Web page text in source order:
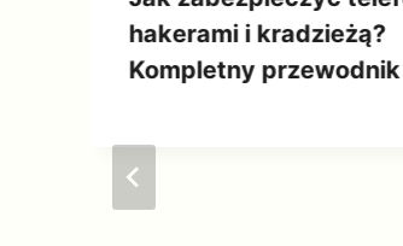
hakerami i kradzieżą?
Kompletny przewodnik